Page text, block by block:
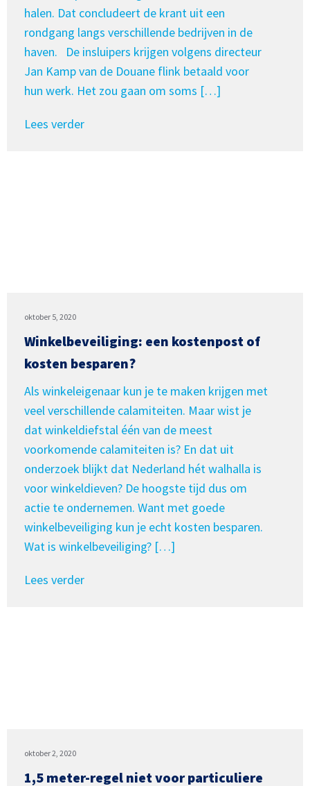
halen. Dat concludeert de krant uit een
rondgang langs verschillende bedrijven in de
haven. De insluipers krijgen volgens directeur
Jan Kamp van de Douane flink betaald voor
hun werk. Het zou gaan om soms […]
Lees verder
oktober 5, 2020
Winkelbeveiliging: een kostenpost of
kosten besparen?
Als winkeleigenaar kun je te maken krijgen met
veel verschillende calamiteiten. Maar wist je
dat winkeldiefstal één van de meest
voorkomende calamiteiten is? En dat uit
onderzoek blijkt dat Nederland hét walhalla is
voor winkeldieven? De hoogste tijd dus om
actie te ondernemen. Want met goede
winkelbeveiliging kun je echt kosten besparen.
Wat is winkelbeveiliging? […]
Lees verder
oktober 2, 2020
1,5 meter-regel niet voor particuliere